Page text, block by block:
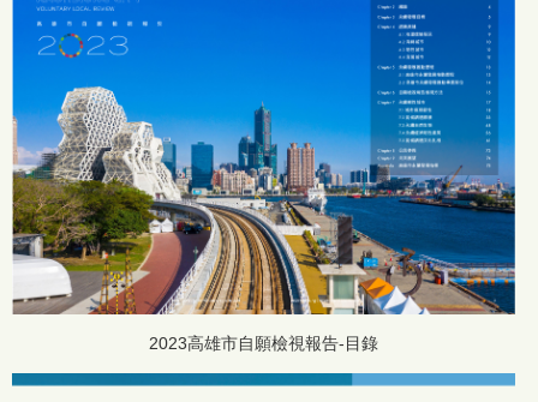
2022高雄市自願檢視報告-目錄